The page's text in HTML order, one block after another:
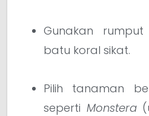
Gunakan
batu koral sikat.
Pilih tanaman
seperti Monstera